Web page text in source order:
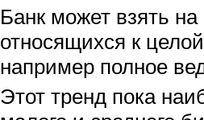
Банк может взять
относящихся к
например полное
Этот тренд пока